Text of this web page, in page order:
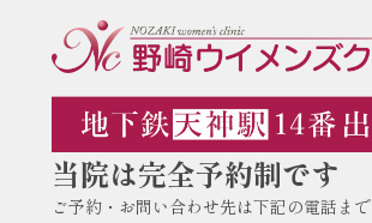
当院は完全予約制です
ご予約・お問い合わせ先は下記の電話まで